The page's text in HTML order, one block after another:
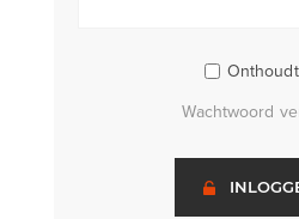
Wachtwoord